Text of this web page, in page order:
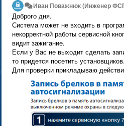
Иван Поважнюк (Инженер
Доброго дня.
Система может не входить в
некорректной работы сервисной
видит зажигание.
Если у Вас не выходит сделать
то придется посетить установщиков.
Для проверки прикладываю